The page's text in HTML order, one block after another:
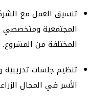
تنسيق العمل مع
المجتمعية
المختلفة من المشروع.
تنظيم جلسات تدريبية
الأسر في المجال